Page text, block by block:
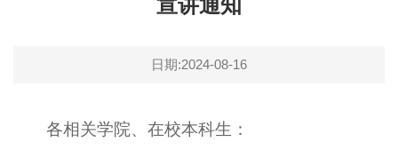
日期:2024-08-16
各相关学院、在校本科生：